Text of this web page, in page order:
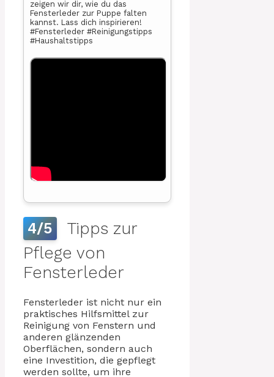
zeigen wir dir, wie du das
Fensterleder zur Puppe falten
kannst. Lass dich inspirieren!
#Fensterleder #Reinigungstipps
#Haushaltstipps
4/5
Tipps zur
Pflege von
Fensterleder
Fensterleder ist nicht nur ein
praktisches Hilfsmittel zur
Reinigung von Fenstern und
anderen glänzenden
Oberflächen, sondern auch
eine Investition, die gepflegt
werden sollte, um ihre